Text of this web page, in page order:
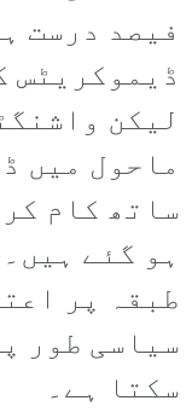
فیصد درست
ڈیموکریٹس
لیکن
ماحول میں
ساتھ کام
ہو گئے
طبقہ پر
سیاسی طور
سکتا ہے۔